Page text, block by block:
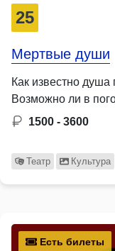
25
Мертвые души
Как известно
Возможно ли в
1500 - 3600
Театр Культура
Есть билеты